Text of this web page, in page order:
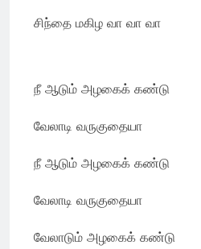
சிந்தை மகிழ வா வா வா
நீ ஆடும் அழகைக் கண்டு
வேலாடி வருகுதையா
நீ ஆடும் அழகைக் கண்டு
வேலாடி வருகுதையா
வேலாடும் அழகைக் கண்டு